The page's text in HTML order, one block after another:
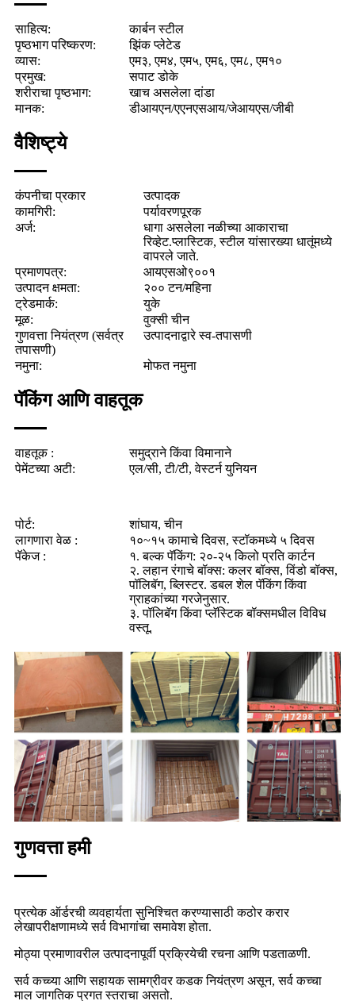
साहित्य:
कार्बन स्टील
पृष्ठभाग परिष्करण:
झिंक प्लेटेड
व्यास:
एम३, एम४, एम५, एम६, एम८, एम१०
प्रमुख:
सपाट डोके
शरीराचा पृष्ठभाग:
खाच असलेला दांडा
मानक:
डीआयएन/एएनएसआय/जेआयएस/जीबी
वैशिष्ट्ये
कंपनीचा प्रकार
उत्पादक
कामगिरी:
पर्यावरणपूरक
अर्ज:
धागा असलेला नळीच्या आकाराचा
रिव्हेट.प्लास्टिक, स्टील यांसारख्या धातूंमध्ये
वापरले जाते.
प्रमाणपत्र:
आयएसओ९००१
उत्पादन क्षमता:
२०० टन/महिना
ट्रेडमार्क:
युके
मूळ:
वुक्सी चीन
गुणवत्ता नियंत्रण (सर्वत्र
तपासणी)
उत्पादनाद्वारे स्व-तपासणी
नमुना: मोफत नमुना
पॅकिंग आणि वाहतूक
वाहतूक :
समुद्राने किंवा विमानाने
पेमेंटच्या अटी:
एल/सी, टी/टी, वेस्टर्न युनियन
पोर्ट:
शांघाय, चीन
लागणारा वेळ :
१०~१५ कामाचे दिवस, स्टॉकमध्ये ५ दिवस
पॅकेज :
१. बल्क पॅकिंग: २०-२५ किलो प्रति कार्टन
२. लहान रंगाचे बॉक्स: कलर बॉक्स, विंडो बॉक्स,
पॉलिबॅग, ब्लिस्टर. डबल शेल पॅकिंग किंवा
ग्राहकांच्या गरजेनुसार.
३. पॉलिबॅग किंवा प्लॅस्टिक बॉक्समधील विविध
वस्तू.
गुणवत्ता हमी
प्रत्येक ऑर्डरची व्यवहार्यता सुनिश्चित करण्यासाठी कठोर करार
लेखापरीक्षणामध्ये सर्व विभागांचा समावेश होता.
मोठ्या प्रमाणावरील उत्पादनापूर्वी प्रक्रियेची रचना आणि पडताळणी.
सर्व कच्च्या आणि सहायक सामग्रीवर कडक नियंत्रण असून, सर्व कच्चा
माल जागतिक प्रगत स्तराचा असतो.